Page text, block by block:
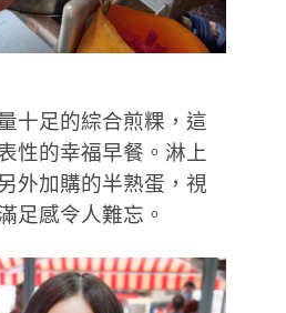
十足的綜合煎粿，這
性的幸福早餐。淋上
外加購的半熟蛋，視
足感令人難忘。